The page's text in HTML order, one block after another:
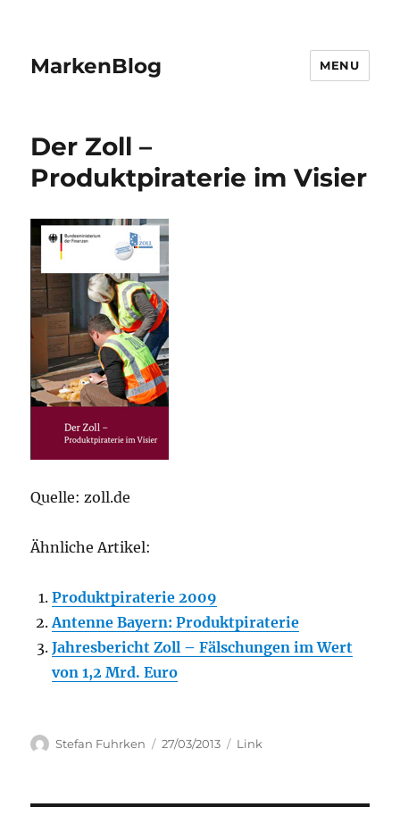
MarkenBlog MENU
Der Zoll –
Produktpiraterie im Visier
Quelle: zoll.de
Ähnliche Artikel:
Produktpiraterie 2009
Antenne Bayern: Produktpiraterie
Jahresbericht Zoll – Fälschungen im Wert
von 1,2 Mrd. Euro
Author
Stefan Fuhrken
Posted
27/03/2013 Categories
Link